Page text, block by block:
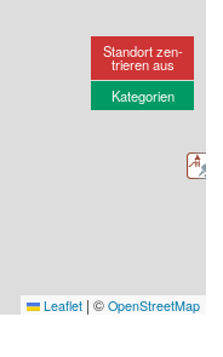
Leaflet | © OpenStreetMap
Standort zen-
trieren aus
Kategorien